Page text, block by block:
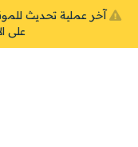
آخر عملية تحديث
على